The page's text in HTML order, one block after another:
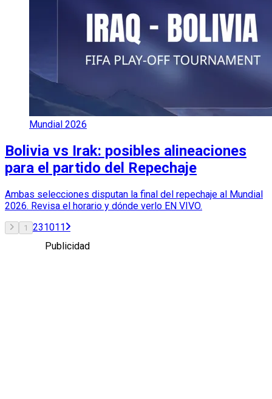
Mundial 2026
Bolivia vs Irak: posibles alineaciones
para el partido del Repechaje
Ambas selecciones disputan la final del repechaje al Mundial
2026. Revisa el horario y dónde verlo EN VIVO.
1 231011
Publicidad